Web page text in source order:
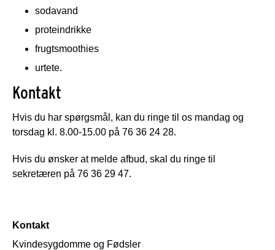
sodavand
proteindrikke
frugtsmoothies
urtete.
Kontakt
Hvis du har spørgsmål, kan du ringe til os mandag og
torsdag kl. 8.00-15.00 på 76 36 24 28.
Hvis du ønsker at melde afbud, skal du ringe til
sekretæren på 76 36 29 47.
Kontakt
Kvindesygdomme og Fødsler